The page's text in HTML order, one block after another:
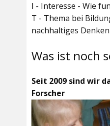
I - Interesse - Wie
T - Thema bei
nachhaltiges Denken
Was ist noch
Seit 2009 sind wir
Forscher